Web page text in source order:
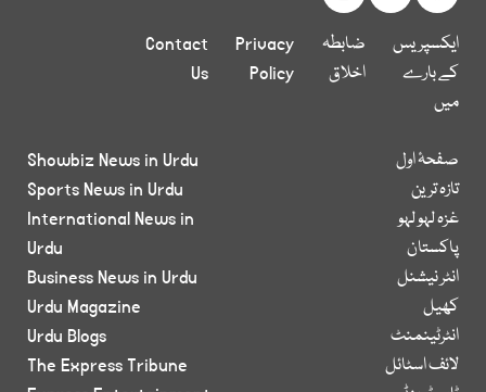
ایکسپریس
کے بارے
میں
ضابطہ
اخلاق
Privacy
Policy
Contact
Us
صفحۂ اول
تازہ ترین
غزہ لہو لہو
پاکستان
انٹر نیشنل
کھیل
انٹرٹینمنٹ
لائف اسٹائل
Showbiz News in Urdu
Sports News in Urdu
International News in
Urdu
Business News in Urdu
Urdu Magazine
Urdu Blogs
The Express Tribune